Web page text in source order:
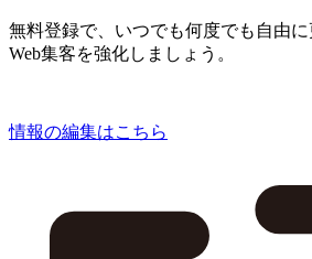
無料登録で、いつでも何度でも自由に
Web集客を強化しましょう。
情報の編集はこちら